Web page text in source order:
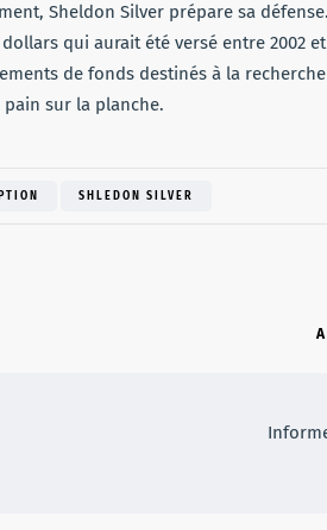
Sheldon Silver prépare sa
qui aurait été versé entre 2002
de fonds destinés à la
sur la planche.
SHLEDON SILVER